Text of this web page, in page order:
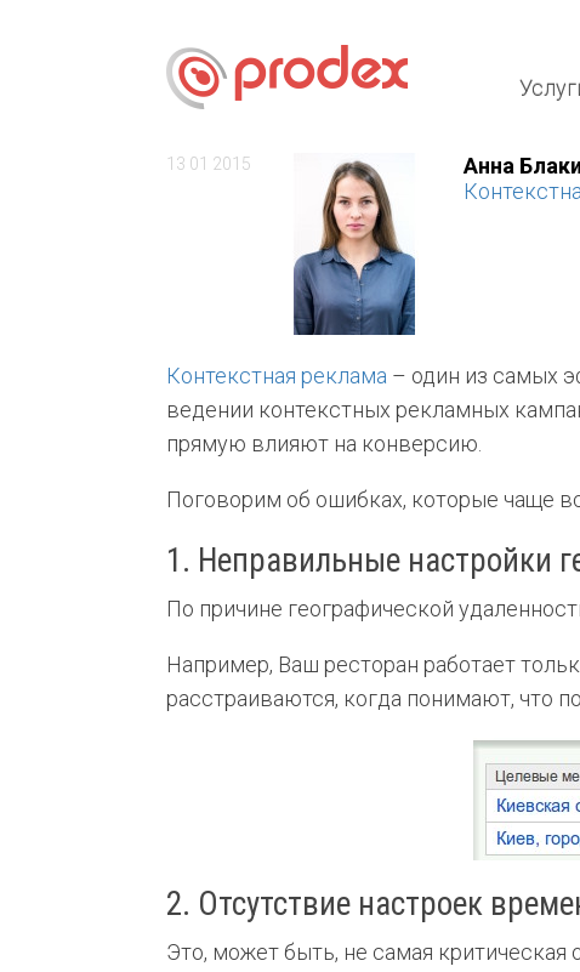
13 01 2015
Анна
Контекстная реклама – один из самых
ведении контекстных рекламных
прямую влияют на конверсию.
Поговорим об ошибках, которые чаще
1. Неправильные настройки
По причине географической
Например, Ваш ресторан работает
расстраиваются, когда понимают, что
2. Отсутствие настроек
Это, может быть, не самая